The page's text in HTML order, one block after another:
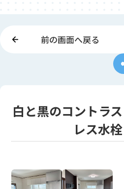
前の画面へ戻る
白と黒のコントラ
レス水栓